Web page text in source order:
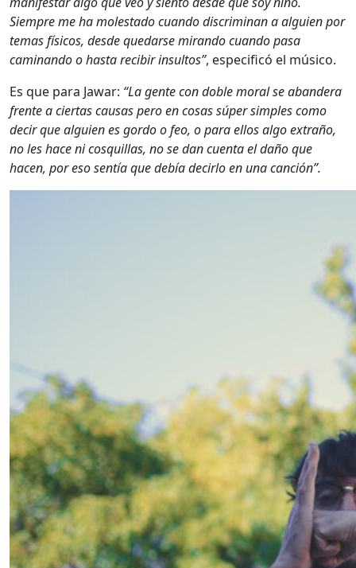
Siempre me ha molestado cuando discriminan a alguien por
temas físicos, desde quedarse mirando cuando pasa
caminando o hasta recibir insultos”, especificó el músico.
Es que para Jawar: “La gente con doble moral se abandera
frente a ciertas causas pero en cosas súper simples como
decir que alguien es gordo o feo, o para ellos algo extraño,
no les hace ni cosquillas, no se dan cuenta el daño que
hacen, por eso sentía que debía decirlo en una canción”.